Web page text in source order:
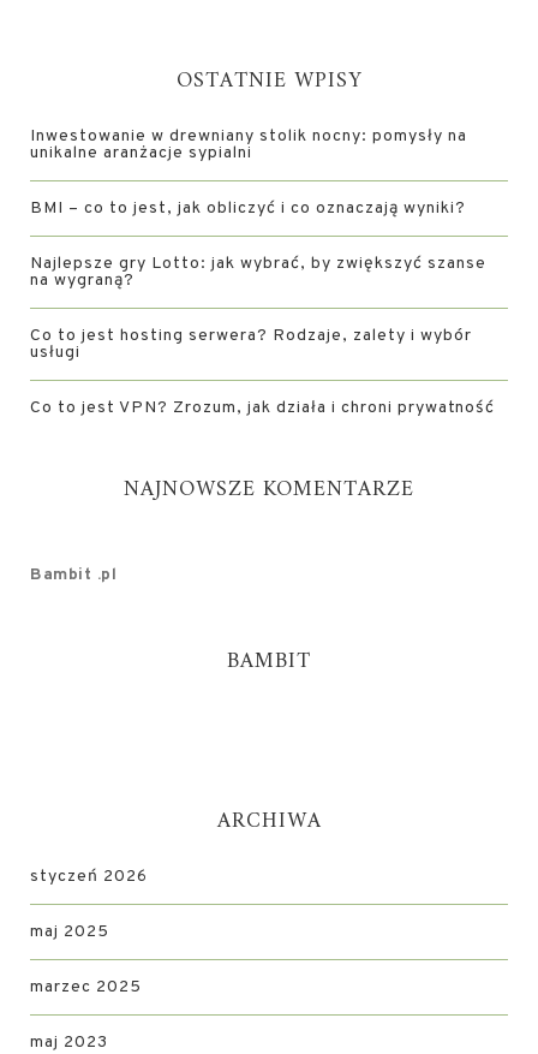
OSTATNIE WPISY
Inwestowanie w drewniany stolik nocny: pomysły na
unikalne aranżacje sypialni
BMI – co to jest, jak obliczyć i co oznaczają wyniki?
Najlepsze gry Lotto: jak wybrać, by zwiększyć szanse
na wygraną?
Co to jest hosting serwera? Rodzaje, zalety i wybór
usługi
Co to jest VPN? Zrozum, jak działa i chroni prywatność
NAJNOWSZE KOMENTARZE
Bambit .pl
BAMBIT
ARCHIWA
styczeń 2026
maj 2025
marzec 2025
maj 2023